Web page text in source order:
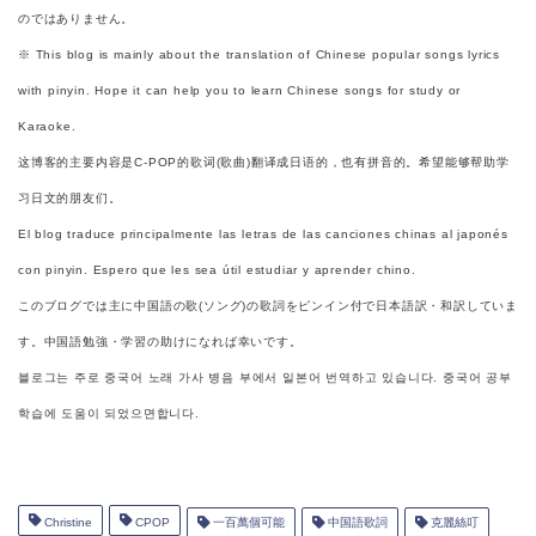
のではありません。
※ This blog is mainly about the translation of Chinese popular songs lyrics
with pinyin. Hope it can help you to learn Chinese songs for study or
Karaoke.
这博客的主要内容是C-POP的歌词(歌曲)翻译成日语的，也有拼音的。希望能够帮助学
习日文的朋友们。
El blog traduce principalmente las letras de las canciones chinas al japonés
con pinyin. Espero que les sea útil estudiar y aprender chino.
このブログでは主に中国語の歌(ソング)の歌詞をピンイン付で日本語訳・和訳していま
す。中国語勉強・学習の助けになれば幸いです。
블로그는 주로 중국어 노래 가사 병음 부에서 일본어 번역하고 있습니다. 중국어 공부
학습에 도움이 되었으면합니다.
Christine CPOP 一百萬個可能 中国語歌詞 克麗絲叮